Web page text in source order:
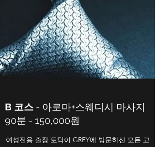
B 코스 - 아로마+스웨디시 마사지
90분 - 150,000원
여성전용 출장 토닥이 GREY에 방문하신 모든 고